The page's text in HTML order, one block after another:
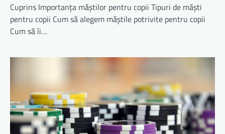
Cuprins Importanța măștilor pentru copii Tipuri de măști
pentru copii Cum să alegem măștile potrivite pentru copii
Cum să îi…